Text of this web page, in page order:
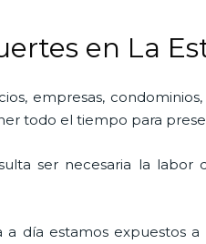
en La
empresas,
todo el tiempo para
ser necesaria la labor
día estamos expuestos